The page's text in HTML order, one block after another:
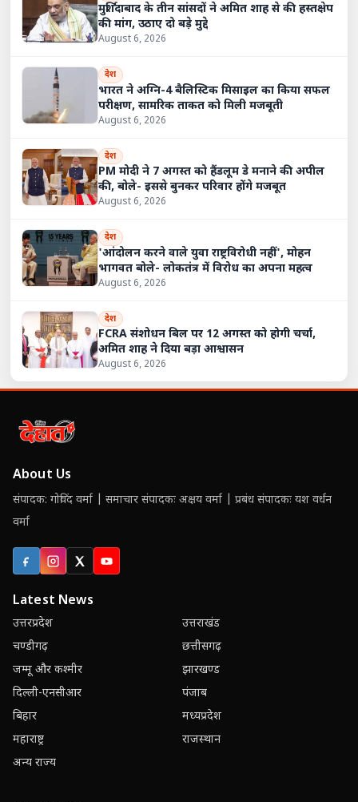
मुर्शिदाबाद के तीन सांसदों ने अमित शाह से की हस्तक्षेप
की मांग, उठाए दो बड़े मुद्दे
August 6, 2026
देश
भारत ने अग्नि-4 बैलिस्टिक मिसाइल का किया सफल
परीक्षण, सामरिक ताकत को मिली मजबूती
August 6, 2026
देश
PM मोदी ने 7 अगस्त को हैंडलूम डे मनाने की अपील
की, बोले- इससे बुनकर परिवार होंगे मजबूत
August 6, 2026
देश
'आंदोलन करने वाले युवा राष्ट्रविरोधी नहीं', मोहन
भागवत बोले- लोकतंत्र में विरोध का अपना महत्व
August 6, 2026
देश
FCRA संशोधन बिल पर 12 अगस्त को होगी चर्चा,
अमित शाह ने दिया बड़ा आश्वासन
August 6, 2026
About Us
संपादक: गोविंद वर्मा | समाचार संपादकः अक्षय वर्मा | प्रबंध संपादकः यश वर्धन
वर्मा
FacebookInstagram
X (Twitter)
YouTube
Latest News
उत्तरप्रदेश
उत्तराखंड
चण्डीगढ़
छत्तीसगढ़
जम्मू और कश्मीर
झारखण्ड
दिल्ली-एनसीआर
पंजाब
बिहार
मध्यप्रदेश
महाराष्ट्र
राजस्थान
अन्य राज्य